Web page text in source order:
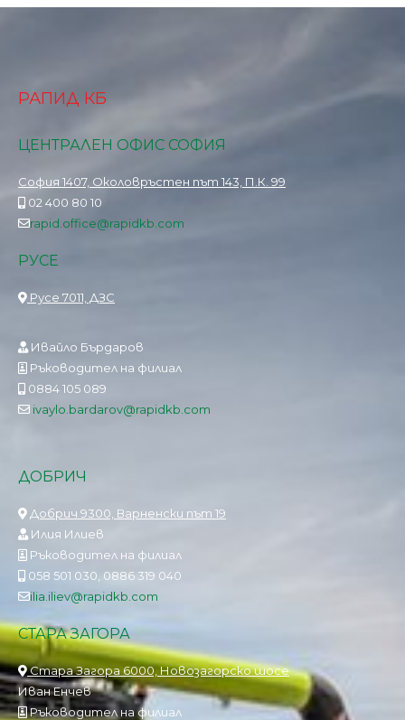
РАПИД КБ
ЦЕНТРАЛЕН ОФИС СОФИЯ
София 1407, Околовръстен път 143, П.К. 99
02 400 80 10
rapid.office@rapidkb.com
РУСЕ
Русе 7011, ДЗС
Ивайло Бърдаров
Ръководител на филиал
0884 105 089
ivaylo.bardarov@rapidkb.com
ДОБРИЧ
Добрич 9300, Варненски път 19
Илия Илиев
Ръководител на филиал
058 501 030, 0886 319 040
ilia.iliev@rapidkb.com
СТАРА ЗАГОРА
Стара Загора 6000, Новозагорско шосе
Иван Енчев
Ръководител на филиал